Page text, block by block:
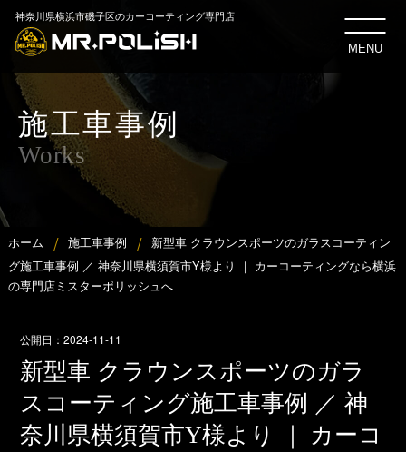
神奈川県横浜市磯子区のカーコーティング専門店
MENU
施工車事例
Works
ホーム 施工車事例
新型車 クラウンスポーツのガラスコーティン
グ施工車事例 ／ 神奈川県横須賀市Y様より ｜ カーコーティングなら横浜
の専門店ミスターポリッシュへ
公開日：2024-11-11
新型車 クラウンスポーツのガラ
スコーティング施工車事例 ／ 神
奈川県横須賀市Y様より ｜ カーコ